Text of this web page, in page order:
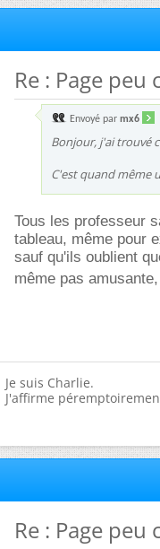
Re : Page
Envoyé par mx6
Bonjour, j'ai trouvé
C'est quand même
Tous les professeur
tableau, même pour
sauf qu'ils oublient
même pas
Je suis Charlie.
J'affirme
Re : Page